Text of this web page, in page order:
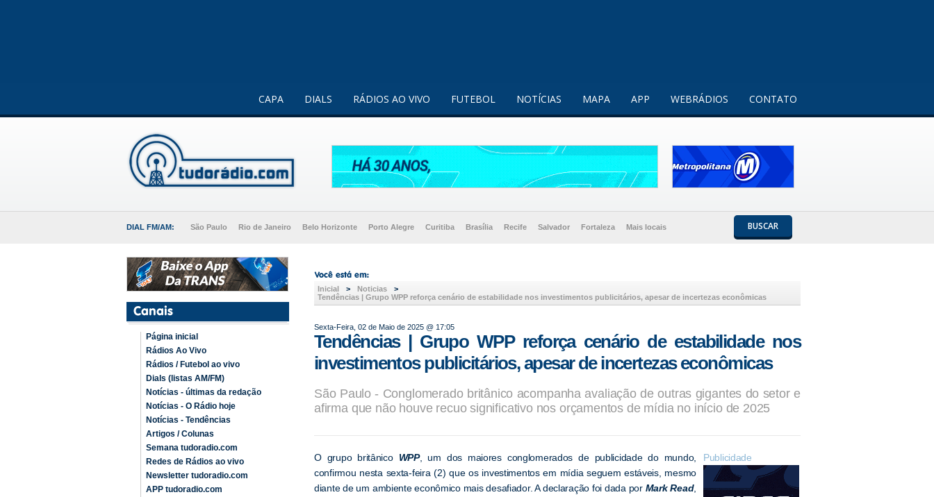
CAPA DIALS RÁDIOS AO VIVO FUTEBOL NOTÍCIAS MAPA APP WEBRÁDIOS CONTATO
DIAL FM/AM: São Paulo Rio de Janeiro Belo Horizonte Porto Alegre Curitiba Brasília Recife Salvador Fortaleza Mais locais BUSCAR
Página inicial
Rádios Ao Vivo
Rádios / Futebol ao vivo
Dials (listas AM/FM)
Notícias - últimas da redação
Notícias - O Rádio hoje
Notícias - Tendências
Artigos / Colunas
Semana tudoradio.com
Redes de Rádios ao vivo
Newsletter tudoradio.com
APP tudoradio.com
Inicial > Noticias
>
Tendências | Grupo WPP reforça cenário de estabilidade nos investimentos publicitários, apesar de incertezas econômicas
Sexta-Feira, 02 de Maio de 2025 @ 17:05
Tendências | Grupo WPP reforça cenário de estabilidade nos
investimentos publicitários, apesar de incertezas econômicas
São Paulo - Conglomerado britânico acompanha avaliação de outras gigantes do setor e
afirma que não houve recuo significativo nos orçamentos de mídia no início de 2025
Publicidade
O grupo britânico WPP, um dos maiores conglomerados de publicidade do mundo,
confirmou nesta sexta-feira (2) que os investimentos em mídia seguem estáveis, mesmo
diante de um ambiente econômico mais desafiador. A declaração foi dada por Mark Read,